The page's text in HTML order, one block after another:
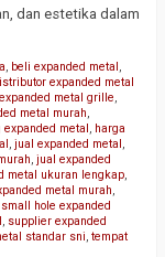
dan estetika dalam
, beli expanded metal ,
expanded metal
expanded metal grille,
metal murah,
expanded metal , harga
, jual expanded metal ,
, jual expanded
metal ukuran lengkap,
metal murah,
small hole expanded
, supplier expanded
standar sni, tempat